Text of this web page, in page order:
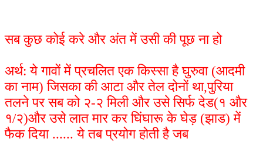
सब कुछ कोई करे और अंत में उसी की पूछ ना हो
अर्थ: ये गावों में प्रचलित एक किस्सा है घुरुवा (आदमी
का नाम) जिसका की आटा और तेल दोनों था,पुरिया
तलने पर सब को २-२ मिली और उसे सिर्फ देड(१ और
१/२)और उसे लात मार कर घिंघारू के घेड़ (झाड) में
फैक दिया ...... ये तब प्रयोग होती है जब